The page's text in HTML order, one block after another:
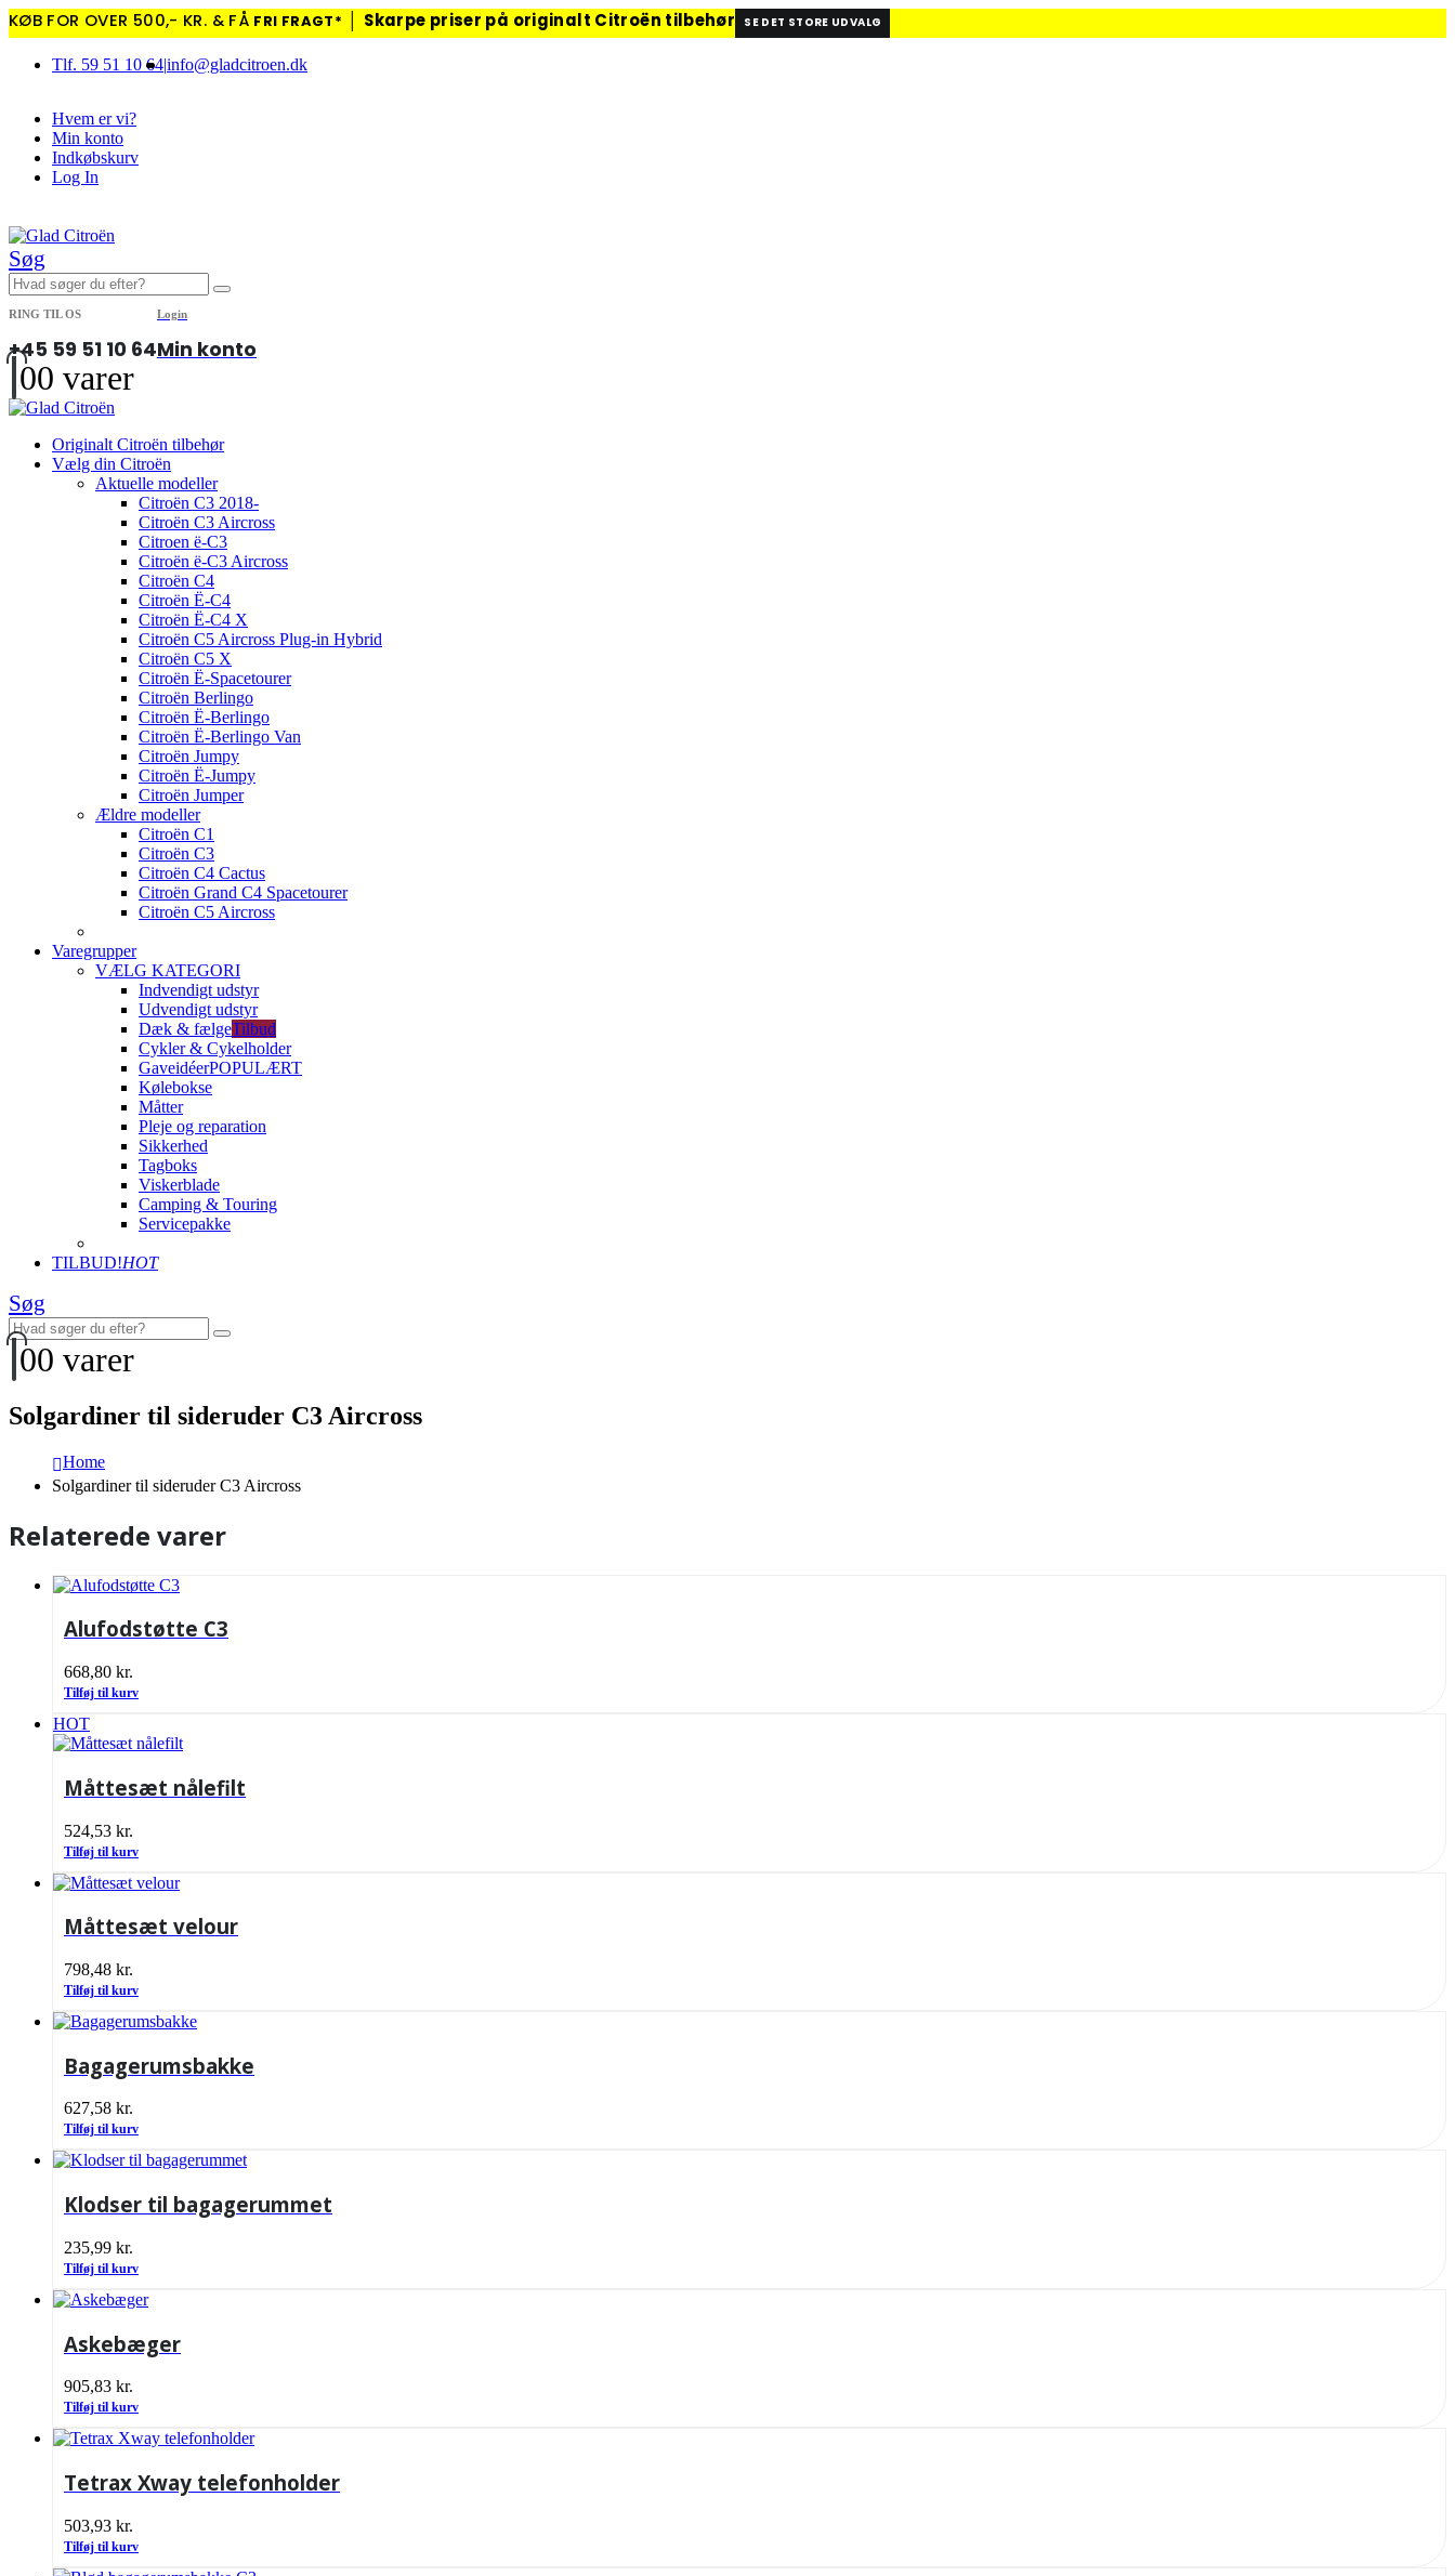
KØB FOR OVER 500,- KR. & FÅ FRI FRAGT* Skarpe priser på originalt Citroën tilbehør SE DET STORE UDVALG
Tlf. 59 51 10 64|info@gladcitroen.dk
Hvem er vi?
Min konto
Indkøbskurv
Log In
Søg
RING TIL OS
+45 59 51 10 64
Login
Min konto
00 varer
Originalt Citroën tilbehør
Vælg din Citroën
Aktuelle modeller
Citroën C3 2018-
Citroën C3 Aircross
Citroen ë-C3
Citroën ë-C3 Aircross
Citroën C4
Citroën Ë-C4
Citroën Ë-C4 X
Citroën C5 Aircross Plug-in Hybrid
Citroën C5 X
Citroën Ë-Spacetourer
Citroën Berlingo
Citroën Ë-Berlingo
Citroën Ë-Berlingo Van
Citroën Jumpy
Citroën Ë-Jumpy
Citroën Jumper
Ældre modeller
Citroën C1
Citroën C3
Citroën C4 Cactus
Citroën Grand C4 Spacetourer
Citroën C5 Aircross
Varegrupper
VÆLG KATEGORI
Indvendigt udstyr
Udvendigt udstyr
Dæk & fælgeTilbud
Cykler & Cykelholder
GaveidéerPOPULÆRT
Kølebokse
Måtter
Pleje og reparation
Sikkerhed
Tagboks
Viskerblade
Camping & Touring
Servicepakke
TILBUD!HOT
Søg
00 varer
Solgardiner til sideruder C3 Aircross
Home
Solgardiner til sideruder C3 Aircross
Relaterede varer
Alufodstøtte C3
668,80 kr.
Tilføj til kurv
HOT
Måttesæt nålefilt
524,53 kr.
Tilføj til kurv
Måttesæt velour
798,48 kr.
Tilføj til kurv
Bagagerumsbakke
627,58 kr.
Tilføj til kurv
Klodser til bagagerummet
235,99 kr.
Tilføj til kurv
Askebæger
905,83 kr.
Tilføj til kurv
Tetrax Xway telefonholder
503,93 kr.
Tilføj til kurv